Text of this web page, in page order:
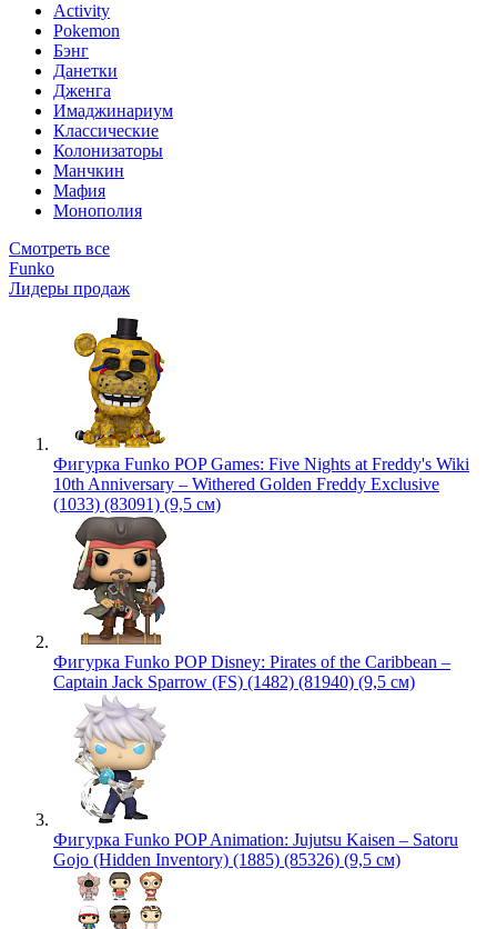
Activity
Pokemon
Бэнг
Данетки
Дженга
Имаджинариум
Классические
Колонизаторы
Манчкин
Мафия
Монополия
Смотреть все
Funko
Лидеры продаж
Фигурка Funko POP Games: Five Nights at Freddy's Wiki
10th Anniversary – Withered Golden Freddy Exclusive
(1033) (83091) (9,5 см)
Фигурка Funko POP Disney: Pirates of the Caribbean –
Captain Jack Sparrow (FS) (1482) (81940) (9,5 см)
Фигурка Funko POP Animation: Jujutsu Kaisen – Satoru
Gojo (Hidden Inventory) (1885) (85326) (9,5 см)